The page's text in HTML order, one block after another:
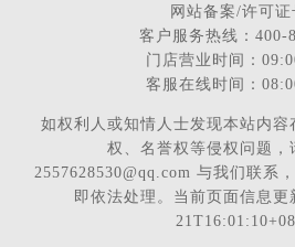
网站备案/许可证
客户服务热线：400-
门店营业时间：
客服在线时间：
如权利人或知情人士发现本站内容
权、名誉权等侵权问题，
2557628530@qq.com 与我们联系
即依法处理。当前页面信息更